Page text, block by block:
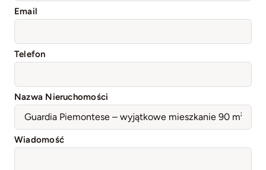
Email
Telefon
Nazwa Nieruchomości
Wiadomość